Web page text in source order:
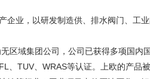
企业，以研发制造供、排水阀门、工
域集团公司，公司已获得多项国内国
、TUV、WRAS等认证。上欧的产品